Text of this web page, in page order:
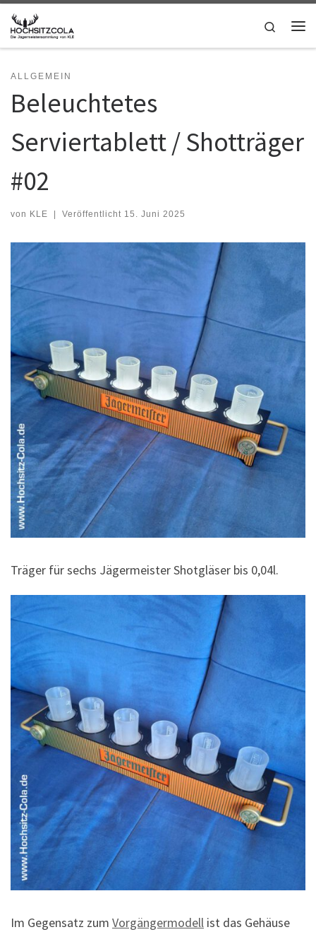
Zum Inhalt springen
Search
ALLGEMEIN
Beleuchtetes
Serviertablett / Shotträger
#02
von KLE Veröffentlicht 15. Juni 2025
Träger für sechs Jägermeister Shotgläser bis 0,04l.
Im Gegensatz zum Vorgängermodell ist das Gehäuse